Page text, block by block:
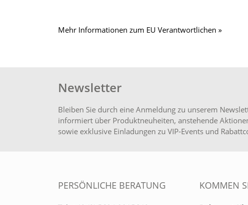
Mehr Informationen zum EU Verantwortlichen »
Newsletter
Bleiben Sie durch eine Anmeldung zu unserem
informiert über Produktneuheiten, anstehende
sowie exklusive Einladungen zu VIP-Events und
PERSÖNLICHE BERATUNG KOMMEN